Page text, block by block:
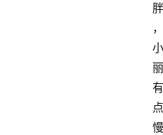
胖
，
小
丽
有
点
慢